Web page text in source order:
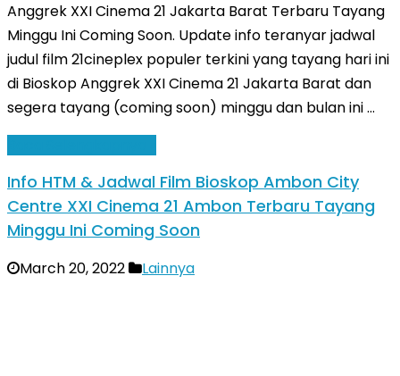
Anggrek XXI Cinema 21 Jakarta Barat Terbaru Tayang
Minggu Ini Coming Soon. Update info teranyar jadwal
judul film 21cineplex populer terkini yang tayang hari ini
di Bioskop Anggrek XXI Cinema 21 Jakarta Barat dan
segera tayang (coming soon) minggu dan bulan ini …
Info HTM & Jadwal Film Bioskop Ambon City
Centre XXI Cinema 21 Ambon Terbaru Tayang
Minggu Ini Coming Soon
March 20, 2022 Lainnya